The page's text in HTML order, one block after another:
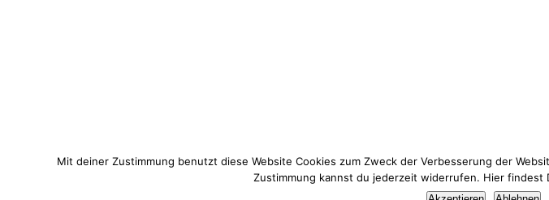
© 2021 Pixi mit Milch. All Rights Reserved. Du hast Fragen zum Thema Datenschutz? Hier findest du meine
Mit deiner Zustimmung benutzt diese Website Cookies zum Zweck der Verbesserung der
Zustimmung kannst du jederzeit widerrufen. Hier